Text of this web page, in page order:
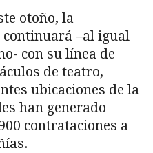
otoño, la
–al igual
con su línea de
de teatro,
ubicaciones de la
han generado
contrataciones a